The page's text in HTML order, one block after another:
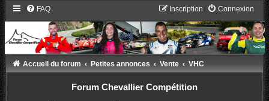
FAQ Connexion
Inscription
Accueil du forum Petites annonces Vente VHC
Forum Chevallier Compétition